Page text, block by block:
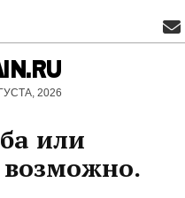
2026
или